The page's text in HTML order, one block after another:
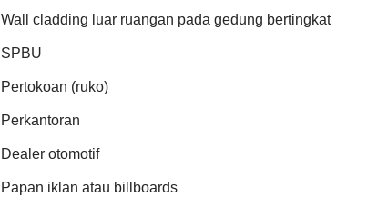
Wall cladding luar ruangan pada gedung bertingkat
SPBU
Pertokoan (ruko)
Perkantoran
Dealer otomotif
Papan iklan atau billboards